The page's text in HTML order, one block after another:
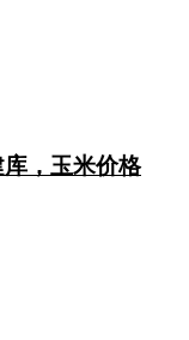
库，玉米价格